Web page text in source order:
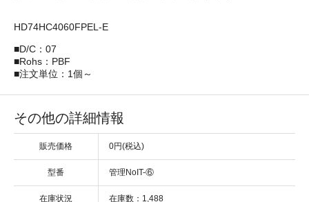
HD74HC4060FPEL-E
■D/C：07
■Rohs：PBF
■注文単位：1個～
その他の詳細情報
販売価格 0円(税込)
型番 管理NoIT-⑥
在庫状況 在庫数：1,488